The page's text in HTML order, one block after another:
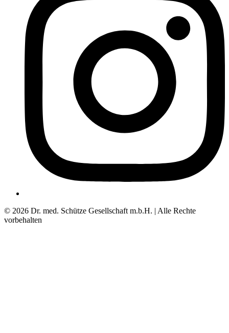
© 2026 Dr. med. Schütze Gesellschaft m.b.H. | Alle Rechte
vorbehalten